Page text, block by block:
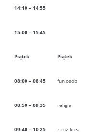
14:10 – 14:55
15:00 – 15:45
Piątek Piątek
08:00 – 08:45 fun osob
08:50 – 09:35 religia
09:40 – 10:25 z roz krea